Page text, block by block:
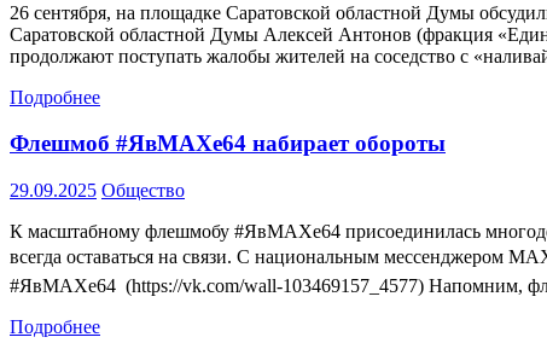
26 сентября, на площадке Саратовской областной Думы
Саратовской областной Думы Алексей Антонов (фракция
продолжают поступать жалобы жителей на соседство с
Подробнее
Флешмоб #ЯвМАХе64 набирает обороты
29.09.2025 Общество
К масштабному флешмобу #ЯвМАХе64 присоединилась
всегда оставаться на связи. С национальным мессенджером
#ЯвМАХе64 (https://vk.com/wall-103469157_4577) Напомним,
Подробнее